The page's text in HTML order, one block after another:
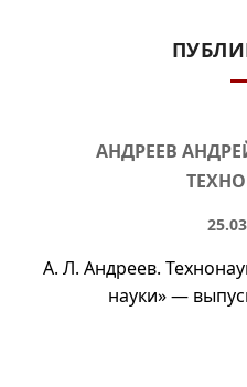
АНДРЕЕВ
А. Л. Андреев.
науки» —